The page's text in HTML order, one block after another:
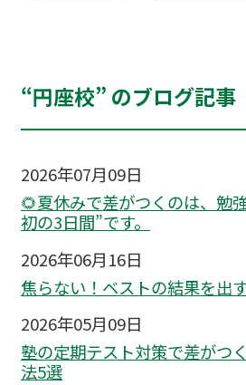
“円座校” のブログ記事
2026年07月09日
🌻夏休みで差がつくのは、勉
初の3日間”です。
2026年06月16日
焦らない！ベストの結果を出
2026年05月09日
塾の定期テスト対策で差がつ
法5選